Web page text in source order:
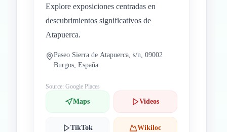
Explore exposiciones centradas en
descubrimientos significativos de
Atapuerca.
Paseo Sierra de Atapuerca, s/n, 09002
Burgos, España
Source: Google Places
Maps Videos
TikTok Wikiloc